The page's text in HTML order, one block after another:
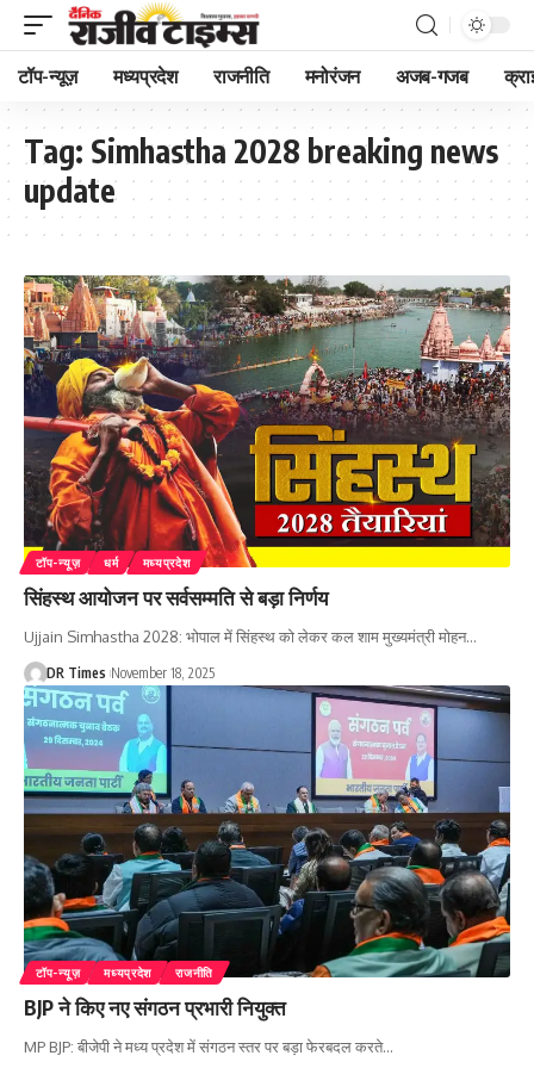
टॉप-न्यूज़ मध्यप्रदेश राजनीति मनोरंजन अजब-गजब
Tag: Simhastha 2028 breaking news
update
टॉप-न्यूज़ धर्म मध्यप्रदेश
सिंहस्थ आयोजन पर सर्वसम्मति से बड़ा निर्णय
Ujjain Simhastha 2028: भोपाल में सिंहस्थ को लेकर कल शाम मुख्यमंत्री मोहन…
DR Times November 18, 2025
टॉप-न्यूज़ मध्यप्रदेश राजनीति
BJP ने किए नए संगठन प्रभारी नियुक्त
MP BJP: बीजेपी ने मध्य प्रदेश में संगठन स्तर पर बड़ा फेरबदल करते…